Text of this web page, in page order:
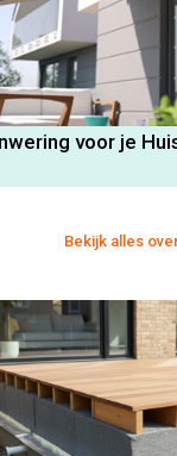
voor je
Bekijk alles